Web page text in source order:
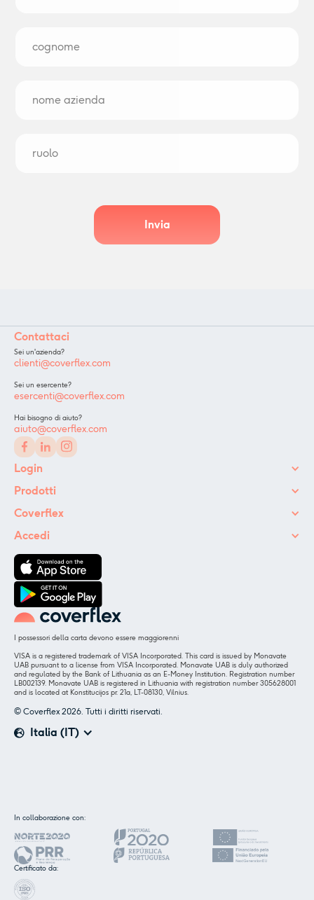
Contattaci
Sei un'azienda?
clienti@coverflex.com
Sei un esercente?
esercenti@coverflex.com
Hai bisogno di aiuto?
aiuto@coverflex.com
Login
Prodotti
Coverflex
Accedi
I possessori della carta devono essere maggiorenni
VISA is a registered trademark of VISA Incorporated. This card is issued by Monavate
UAB pursuant to a license from VISA Incorporated. Monavate UAB is duly authorized
and regulated by the Bank of Lithuania as an E-Money Institution. Registration number
LB002139. Monavate UAB is registered in Lithuania with registration number 305628001
and is located at Konstitucijos pr. 21a, LT-08130, Vilnius.
Italia (IT)
© Coverflex 2026. Tutti i diritti riservati.
In collaborazione con:
Certificato da:
Insieme ai nostri partner utilizziamo cookie o
tecnologie simili, come specificato nellacookie
policy..